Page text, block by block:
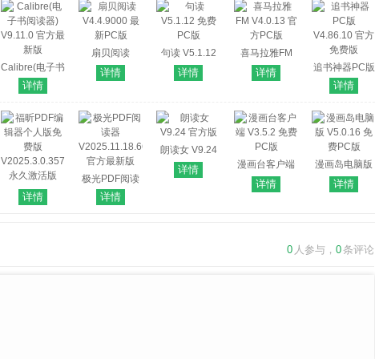
Calibre(电子书
阅读器)
V9.11.0 官方最
新版
详情
扇贝阅读
V4.4.9000 最
新PC版
详情
句读 V5.1.12
免费PC版
详情
喜马拉雅FM
V4.0.13 官方
PC版
详情
追书神器PC版
V4.86.10 官方
免费版
详情
福昕PDF编辑
器个人版免费
详情
极光PDF阅读
器
V2025.11.18.663
详情
朗读女 V9.24
官方版
详情
漫画台客户端
V3.5.2 免费PC
版
详情
漫画岛电脑版
V5.0.16 免费
PC版
详情
0 人参与， 0条评论